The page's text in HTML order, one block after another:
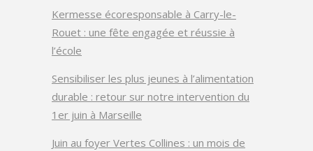
Kermesse écoresponsable à Carry-le-
Rouet : une fête engagée et réussie à
l’école
Sensibiliser les plus jeunes à l’alimentation
durable : retour sur notre intervention du
1er juin à Marseille
Juin au foyer Vertes Collines : un mois de